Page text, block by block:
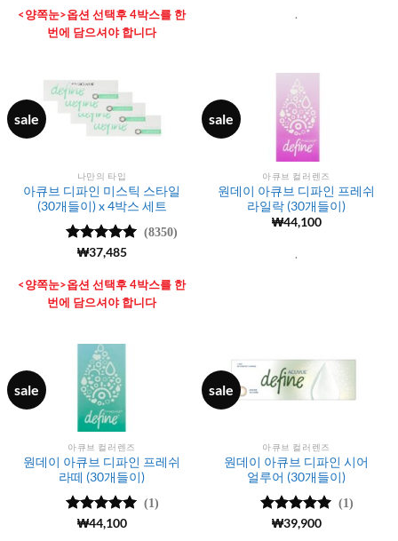
가됨
<양쪽눈>옵션 선택후 4박스를 한
번에 담으셔야 합니다
.
sale
나만의 타입
아큐브 디파인 미스틱 스타일
(30개들이) x 4박스 세트
5 중에서
가됨
(8350)
₩37,485
<양쪽눈>옵션 선택후 4박스를 한
번에 담으셔야 합니다
sale
아큐브 컬러렌즈
원데이 아큐브 디파인 프레쉬
라일락 (30개들이)
₩44,100
.
sale
아큐브 컬러렌즈
원데이 아큐브 디파인 프레쉬
라떼 (30개들이)
5 중에서
(1)
₩44,100
sale
아큐브 컬러렌즈
원데이 아큐브 디파인 시어
얼루어 (30개들이)
5 중에서
(1)
₩39,900